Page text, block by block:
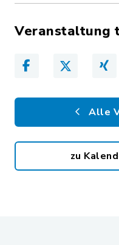
Veranstaltung
Alle
zu